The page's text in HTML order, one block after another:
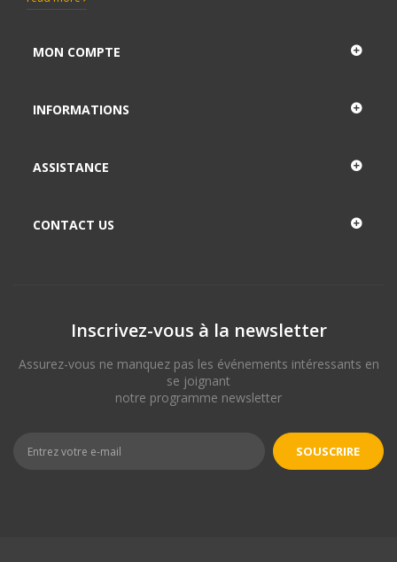
MON COMPTE
INFORMATIONS
ASSISTANCE
CONTACT US
Inscrivez-vous à la newsletter
Assurez-vous ne manquez pas les événements intéressants en
se joignant
notre programme newsletter
SOUSCRIRE